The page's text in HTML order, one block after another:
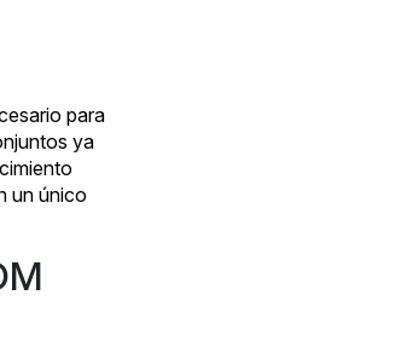
para
ya
un único